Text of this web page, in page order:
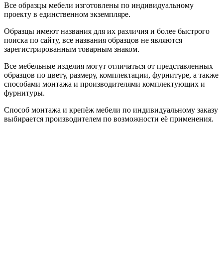
Все образцы мебели изготовлены по индивидуальному
проекту в единственном экземпляре.
Образцы имеют названия для их различия и более быстрого
поиска по сайту, все названия образцов не являются
зарегистрированным товарным знаком.
Все мебельные изделия могут отличаться от представленных
образцов по цвету, размеру, комплектации, фурнитуре, а также
способами монтажа и производителями комплектующих и
фурнитуры.
Способ монтажа и крепёж мебели по индивидуальному заказу
выбирается производителем по возможности её применения.